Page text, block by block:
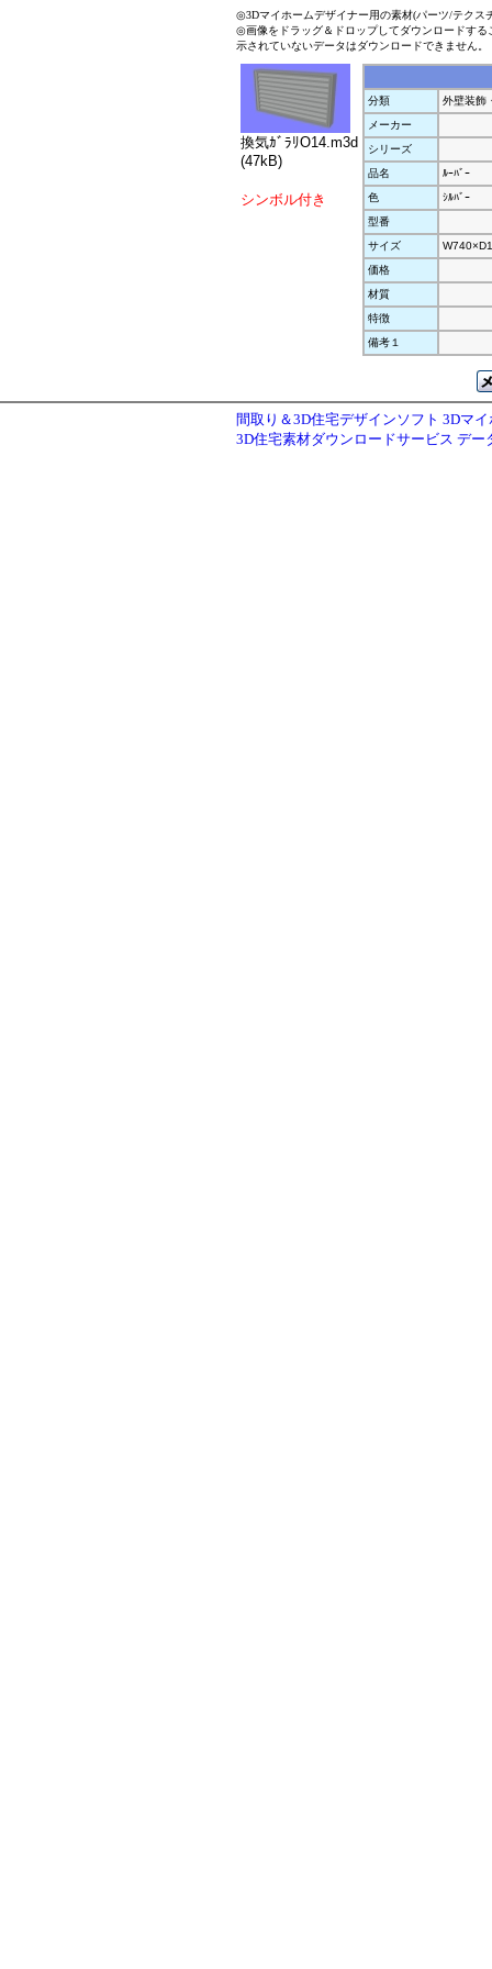
◎3Dマイホームデザイナー用の素材(パーツ/テクス
◎画像をドラッグ＆ドロップしてダウンロードす
示されていないデータはダウンロードできません。
換気ｶﾞﾗﾘO14.m3d
(47kB)
シンボル付き
分類
外壁装飾
メーカー
シリーズ
品名
ﾙｰﾊﾞｰ
色
ｼﾙﾊﾞｰ
型番
サイズ
価格
材質
特徴
備考１
間取り＆3D住宅デザインソフト 3Dマ
3D住宅素材ダウンロードサービス デー